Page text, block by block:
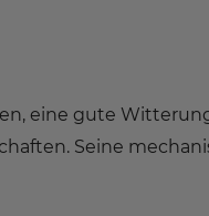
eine gute
Seine